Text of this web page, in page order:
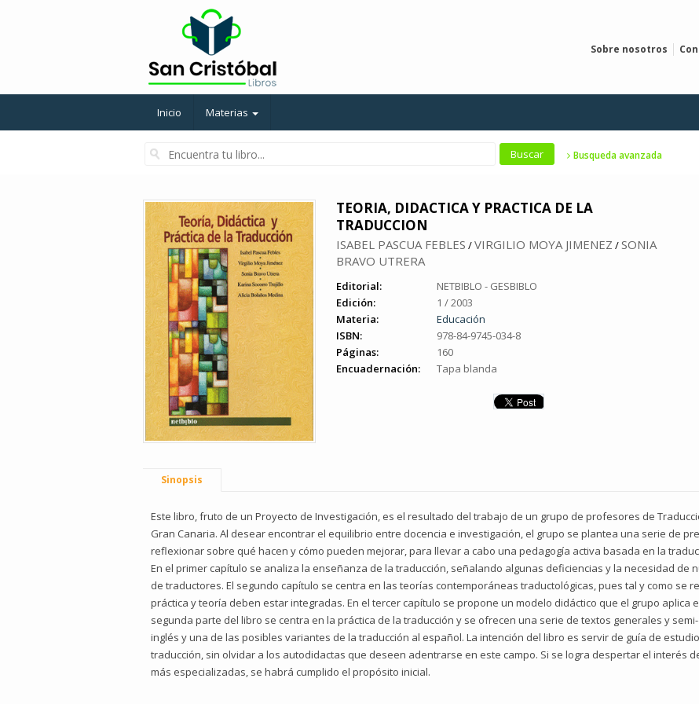
Sobre nosotros
Inicio Materias
Busqueda avanzada
TEORIA, DIDACTICA Y PRACTICA DE LA
TRADUCCION
ISABEL PASCUA FEBLES /VIRGILIO MOYA JIMENEZ /SONIA
BRAVO UTRERA
Editorial:
NETBIBLO - GESBIBLO
Edición:
1 / 2003
Materia:
Educación
ISBN:
978-84-9745-034-8
Páginas:
160
Encuadernación:
Tapa blanda
Sinopsis
Este libro, fruto de un Proyecto de Investigación, es el resultado del trabajo de un grupo de profesores de
Gran Canaria. Al desear encontrar el equilibrio entre docencia e investigación, el grupo se plantea una serie de
reflexionar sobre qué hacen y cómo pueden mejorar, para llevar a cabo una pedagogía activa basada en la
En el primer capítulo se analiza la enseñanza de la traducción, señalando algunas deficiencias y la necesidad de
de traductores. El segundo capítulo se centra en las teorías contemporáneas traductológicas, pues tal y como se
práctica y teoría deben estar integradas. En el tercer capítulo se propone un modelo didáctico que el grupo aplica
segunda parte del libro se centra en la práctica de la traducción y se ofrecen una serie de textos generales y
inglés y una de las posibles variantes de la traducción al español. La intención del libro es servir de guía de
traducción, sin olvidar a los autodidactas que deseen adentrarse en este campo. Si se logra despertar el interés
más especializadas, se habrá cumplido el propósito inicial.